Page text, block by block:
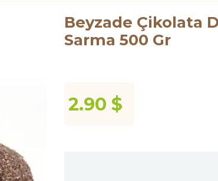
Beyzade Çikolata
Sarma 500 Gr
2.90 $